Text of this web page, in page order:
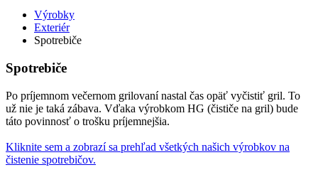
Výrobky
Exteriér
Spotrebiče
Spotrebiče
Po príjemnom večernom grilovaní nastal čas opäť vyčistiť gril. To
už nie je taká zábava. Vďaka výrobkom HG (čističe na gril) bude
táto povinnosť o trošku príjemnejšia.
Kliknite sem a zobrazí sa prehľad všetkých našich výrobkov na
čistenie spotrebičov.